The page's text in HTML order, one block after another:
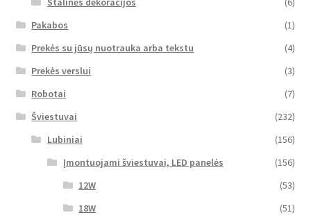
Pakabos
(1)
Prekės su jūsų nuotrauka arba tekstu
(4)
Prekės verslui
(3)
Robotai
(7)
Šviestuvai
(232)
Lubiniai
(156)
Įmontuojami šviestuvai, LED panelės
(156)
12W
(53)
18W
(51)